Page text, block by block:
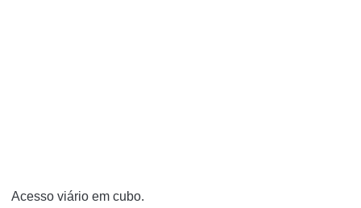
Acesso viário em cubo.